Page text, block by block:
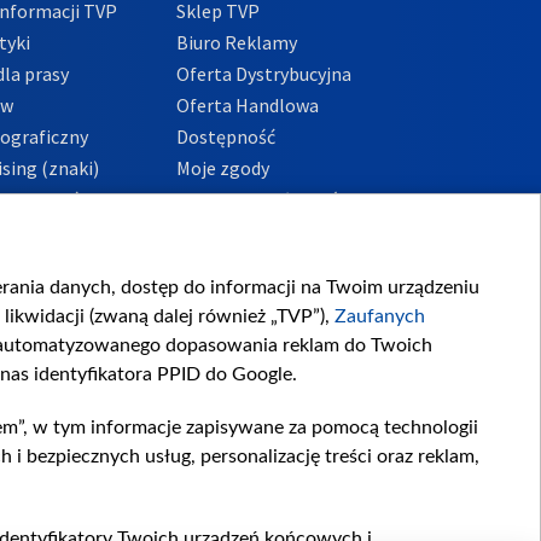
TVP
prasy
(znaki)
Sklep TVP
Biuro Reklamy
Oferta Dystrybucyjna
Oferta Handlowa
Dostępność
Moje zgody
Procedura zgłoszeń
danych, dostęp do informacji na Twoim urządzeniu
(zwaną dalej również „TVP”), Zaufanych
dopasowania reklam do Twoich
identyfikatora PPID do Google.
w tym informacje zapisywane za pomocą technologii
usług, personalizację treści oraz reklam,